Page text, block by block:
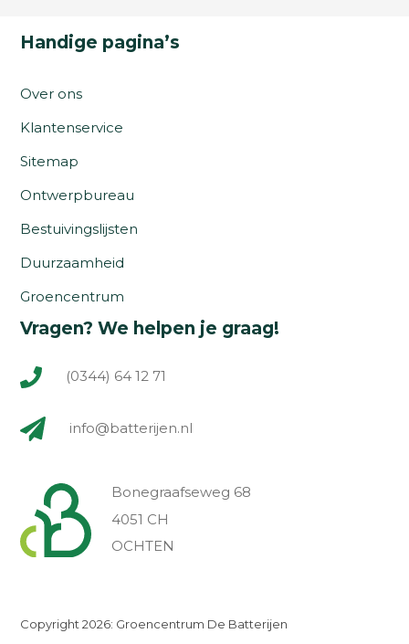
Handige pagina’s
Over ons
Klantenservice
Sitemap
Ontwerpbureau
Bestuivingslijsten
Duurzaamheid
Groencentrum
Vragen? We helpen je graag!
(0344) 64 12 71
info@batterijen.nl
Bonegraafseweg 68
4051 CH
OCHTEN
Copyright 2026: Groencentrum De Batterijen